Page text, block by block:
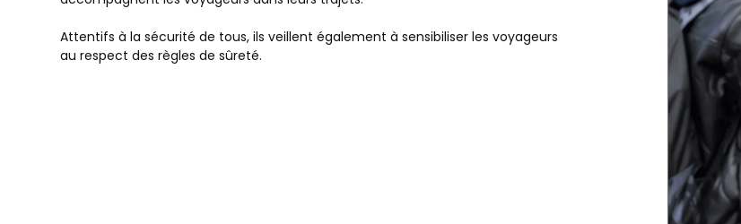
Attentifs à la sécurité de tous, ils veillent également à sensibiliser les voyageurs
au respect des règles de sûreté.